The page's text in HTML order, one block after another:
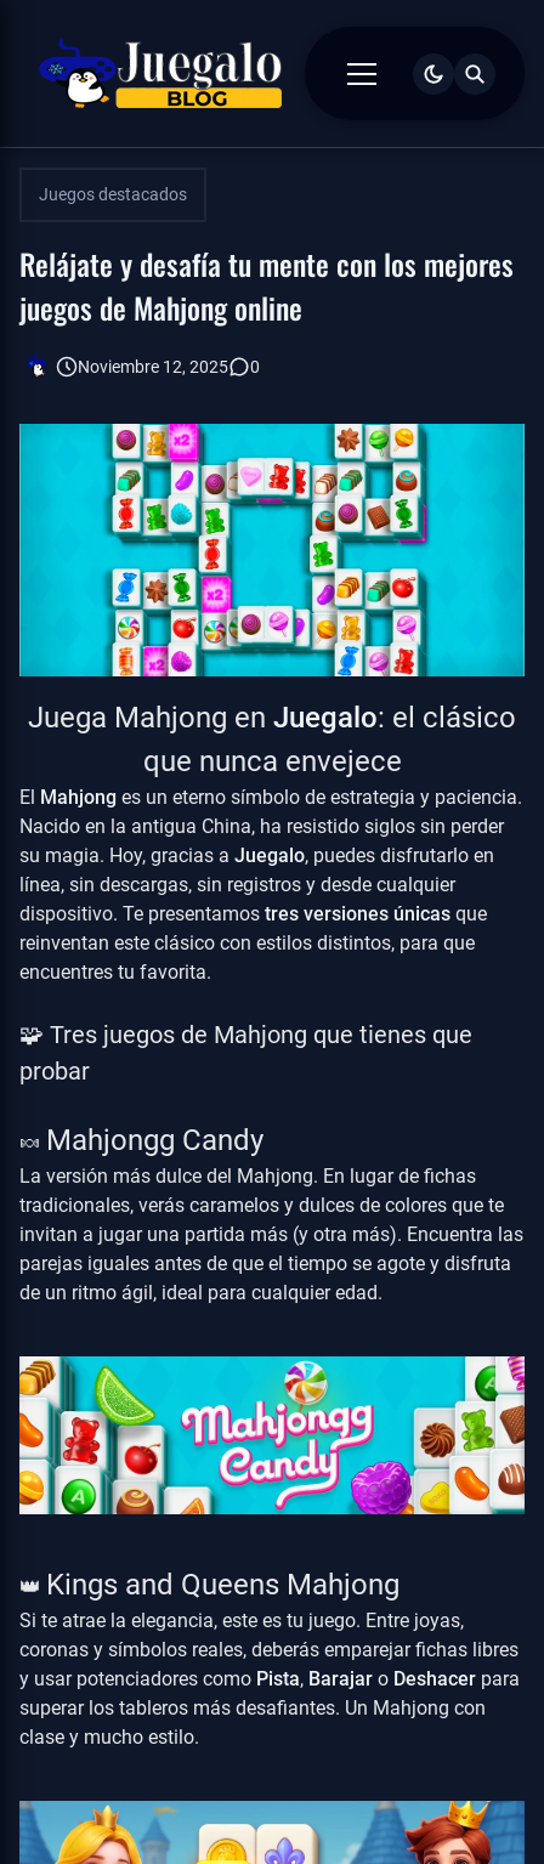
Juegos destacados
Relájate y desafía tu mente con los mejores
juegos de Mahjong online
Noviembre 12, 2025 0
Juega Mahjong en Juegalo: el clásico
que nunca envejece
El Mahjong es un eterno símbolo de estrategia y paciencia.
Nacido en la antigua China, ha resistido siglos sin perder
su magia. Hoy, gracias a Juegalo, puedes disfrutarlo en
línea, sin descargas, sin registros y desde cualquier
dispositivo. Te presentamos tres versiones únicas que
reinventan este clásico con estilos distintos, para que
encuentres tu favorita.
🧩 Tres juegos de Mahjong que tienes que
probar
🍬 Mahjongg Candy
La versión más dulce del Mahjong. En lugar de fichas
tradicionales, verás caramelos y dulces de colores que te
invitan a jugar una partida más (y otra más). Encuentra las
parejas iguales antes de que el tiempo se agote y disfruta
de un ritmo ágil, ideal para cualquier edad.
👑 Kings and Queens Mahjong
Si te atrae la elegancia, este es tu juego. Entre joyas,
coronas y símbolos reales, deberás emparejar fichas libres
y usar potenciadores como Pista, Barajar o Deshacer para
superar los tableros más desafiantes. Un Mahjong con
clase y mucho estilo.